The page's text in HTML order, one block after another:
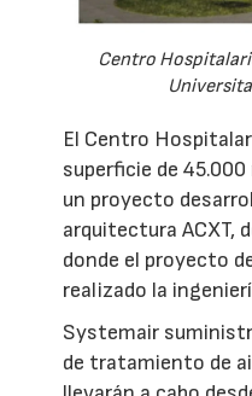
Centro
El Centro
superficie de 45.000
un proyecto
arquitectura ACXT,
donde el proyecto
realizado la
Systemair
de tratamiento de